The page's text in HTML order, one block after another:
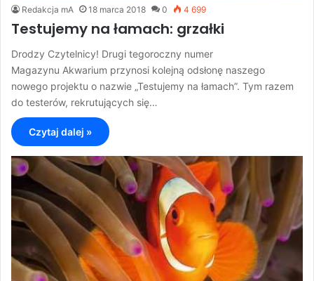
Redakcja mA 18 marca 2018 0 4 699
Testujemy na łamach: grzałki
Drodzy Czytelnicy! Drugi tegoroczny numer
Magazynu Akwarium przynosi kolejną odsłonę naszego
nowego projektu o nazwie „Testujemy na łamach”. Tym razem
do testerów, rekrutujących się…
Czytaj dalej »